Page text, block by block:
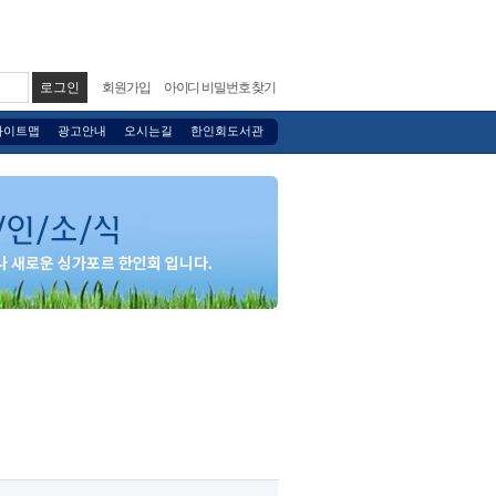
회원가입 아이디 비밀번호 찾기
이트맵 광고안내 오시는길 한인회도서관